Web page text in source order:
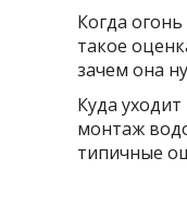
Когда
такое
зачем она
Куда
монтаж
типичные